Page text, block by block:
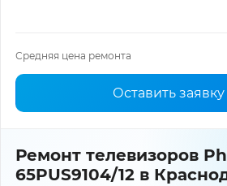
Средняя цена ремонта
Оставить заявку
Ремонт телевизоров
65PUS9104/12 в